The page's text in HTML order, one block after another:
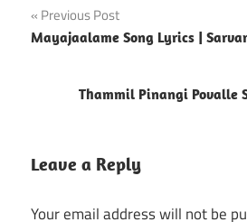
Post
navigation
Previous Post
Mayajaalame Song Lyrics |
Thammil Pinangi Povalle
Leave a Reply
Your email address will not be